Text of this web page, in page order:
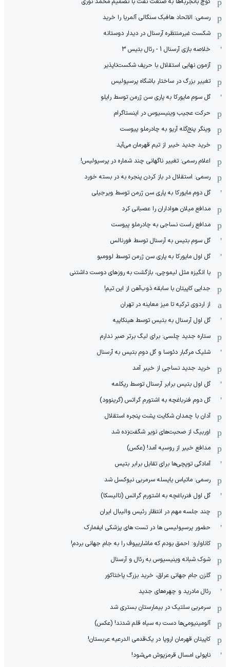
رسمی: الاتحاد هافبک سنگالی آلمریا را خرید
شکست غیرمنتظره آرسنال در دیدار دوستانه
خلاصه بازی آرسنال 1 - رئال بتیس 3
آزمون نهایی استقلال با حریف شکست‌ناپذیر
تغییر بزرگ در ساختار باشگاه پرسپولیس
گل سوم مایورکا به پاری سن ژرمن توسط رایلو
حرکت عجیب وینیسیوس در اینستاگرام
وینگر پنج‌گله آریو به چادرملو پیوست
خرید جدید خیبر از تیم قهرمان می‌آید
اعلام رسمی: تغییر ناگهانی چند شماره در پرسپولیس!
رسمی: استقلال در باز کردن پنجره به در بسته خورد
گل دوم مایورکا به پاری سن ژرمن توسط ویرجیلی
مدافع میلان هواداران را عصبانی کرد
مدافع راست نساجی به چادرملو پیوست
گل سوم بتیس به آرسنال توسط فورنالس
گل اول مایورکا به پاری سن ژرمن توسط لوومبو
با انگیزه مثل لیموچی، بازگشت به روزهای دوست داشتنی
جدایی کاپیتان با سابقه ذوب‌آهن از این تیم!
از اردوی ترکیه تا میز معاینه در تهران
گل اول آرسنال به بتیس توسط هینکاپیه
ستاره جدید چلسی: برای لیگ برتر صبر ندارم
شلیک مرگبار دئوسا و گل دوم بتیس به آرسنال
خرید جدید نساجی از خیبر آمد
گل اول بتیس برابر آرسنال توسط ریکلمه
گل دوم فنرباغچه به اشتورم گراتس (گرینوود)
آدان با چمدان شکایت پشت پنجره استقلال
اوربیگ از صحبت‌های نویر شگفت‌زده شد
مدافع خیبر از روسیه آمد! (عکس)
آمادگی توپچی‌ها برای تقابل برابر بتیس
رسمی: ماتیاس یایسله سرمربی نیوکسل شد
گل اول فنرباغچه به اشتورم گراتس (تالیسکا)
چند جلسه مهم در انتظار رئیس والیبال ایران
حضور پرسپولیسی ها در تست های پزشکی ایفمارک
کاناوارو: احمق بودم که ماشاریپوف را به جام جهانی بردم!
شوک شبانه وینیسیوس به رئال و آرسنال
گلزن جام جهانی عراق، خرید بزرگ پاختاکور
رئال مادرید و چهره‌های جدید
سرمربی سلتیک در بیمارستان بستری شد
آلومینیومی‌ها دست به سیاه قلم شدند! (عکس)
کاپیتان قهرمان اروپا در یک‌قدمی الدرعیه عربستان!
ناپولی امسال قرمزپوش می‌شود!